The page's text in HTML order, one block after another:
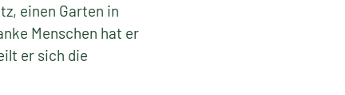
einen Garten in
Menschen hat er
er sich die